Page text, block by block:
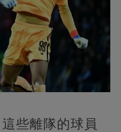
些離隊的球員